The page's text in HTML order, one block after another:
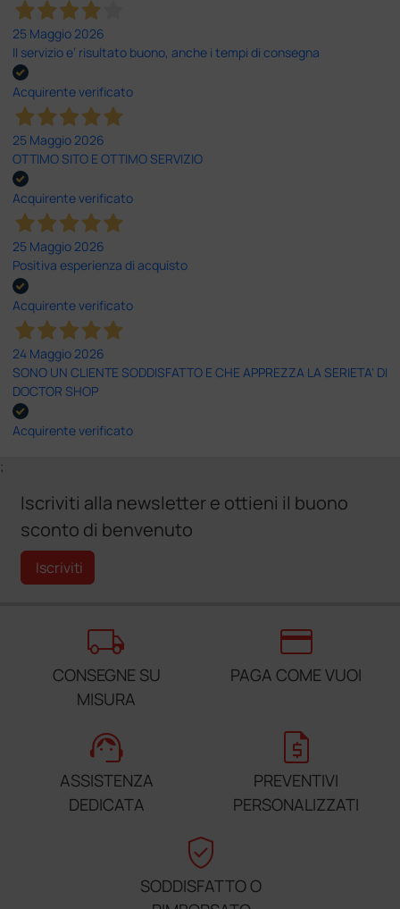
25 Maggio 2026
Il servizio e’ risultato buono, anche i tempi di consegna
Acquirente verificato
25 Maggio 2026
OTTIMO SITO E OTTIMO SERVIZIO
Acquirente verificato
25 Maggio 2026
Positiva esperienza di acquisto
Acquirente verificato
24 Maggio 2026
SONO UN CLIENTE SODDISFATTO E CHE APPREZZA LA SERIETA' DI
DOCTOR SHOP
Acquirente verificato
;
Iscriviti alla newsletter e ottieni il buono
sconto di benvenuto
Iscriviti
local_shipping
CONSEGNE SU
MISURA
credit_card
PAGA COME VUOI
support_agent
ASSISTENZA
DEDICATA
request_quote
PREVENTIVI
PERSONALIZZATI
verified_user
SODDISFATTO O